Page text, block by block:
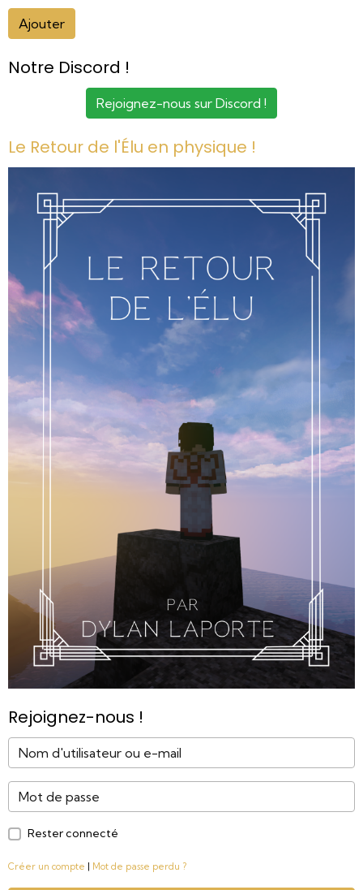
Ajouter
Notre Discord !
Rejoignez-nous sur Discord !
Le Retour de l'Élu en physique !
Rejoignez-nous !
Rester connecté
Créer un compte Mot de passe perdu ?